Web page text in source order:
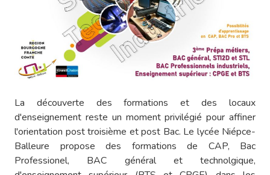
La découverte des formations et des locaux
d'enseignement reste un moment privilégié pour affiner
l'orientation post troisième et post Bac. Le lycée Niépce-
Balleure propose des formations de CAP, Bac
Professionel, BAC général et technolgique,